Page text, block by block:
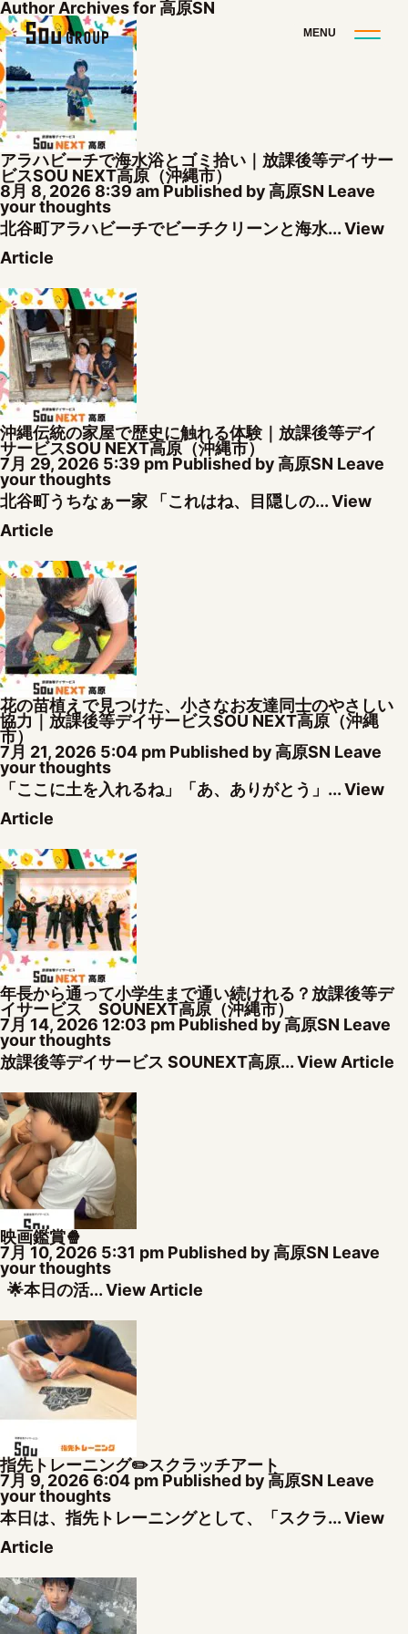
Author Archives for 高原SN
アラハビーチで海水浴とゴミ拾い｜放課後等デイサー
ビスSOU NEXT高原（沖縄市）
8月 8, 2026 8:39 am Published by高原SN Leave
your thoughts
北谷町アラハビーチでビーチクリーンと海水...View
Article
沖縄伝統の家屋で歴史に触れる体験｜放課後等デイ
サービスSOU NEXT高原（沖縄市）
7月 29, 2026 5:39 pm Published by高原SN Leave
your thoughts
北谷町うちなぁー家 「これはね、目隠しの...View
Article
花の苗植えで見つけた、小さなお友達同士のやさしい
協力｜放課後等デイサービスSOU NEXT高原（沖縄
市）
7月 21, 2026 5:04 pm Published by高原SN Leave
your thoughts
「ここに土を入れるね」「あ、ありがとう」...View
Article
年長から通って小学生まで通い続けれる？放課後等デ
イサービス SOUNEXT高原（沖縄市）
7月 14, 2026 12:03 pm Published by高原SN Leave
your thoughts
放課後等デイサービス SOUNEXT高原...View Article
映画鑑賞🍿
7月 10, 2026 5:31 pm Published by高原SN Leave
your thoughts
🌟本日の活...View Article
指先トレーニング✏️スクラッチアート
7月 9, 2026 6:04 pm Published by高原SN Leave
your thoughts
本日は、指先トレーニングとして、「スクラ...View
Article